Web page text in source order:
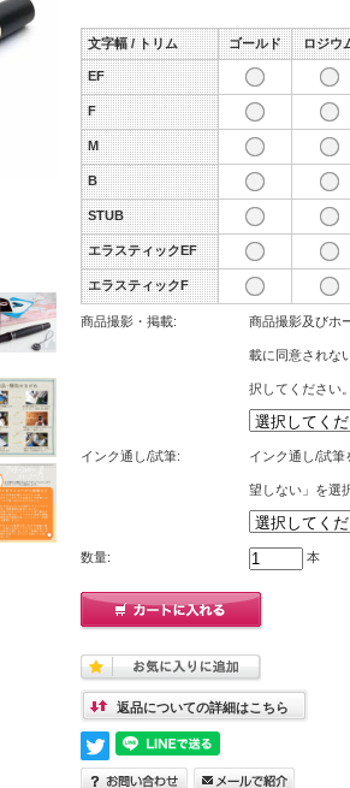
文字幅 / トリム ゴールド ロジウ
EF
F
M
B
STUB
エラスティックEF
エラスティックF
商品撮影・掲載: 商品撮影及びホ
載に同意されな
択してください。
インク通し/試筆: インク通し/試
望しない」を選
数量: 本
返品についての詳細はこちら